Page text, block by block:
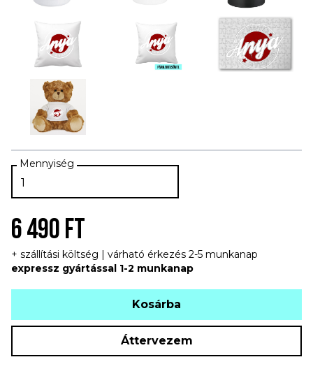
6 490 FT
+ szállítási költség | várható érkezés 2-5 munkanap
expressz gyártással 1-2 munkanap
Kosárba
Áttervezem